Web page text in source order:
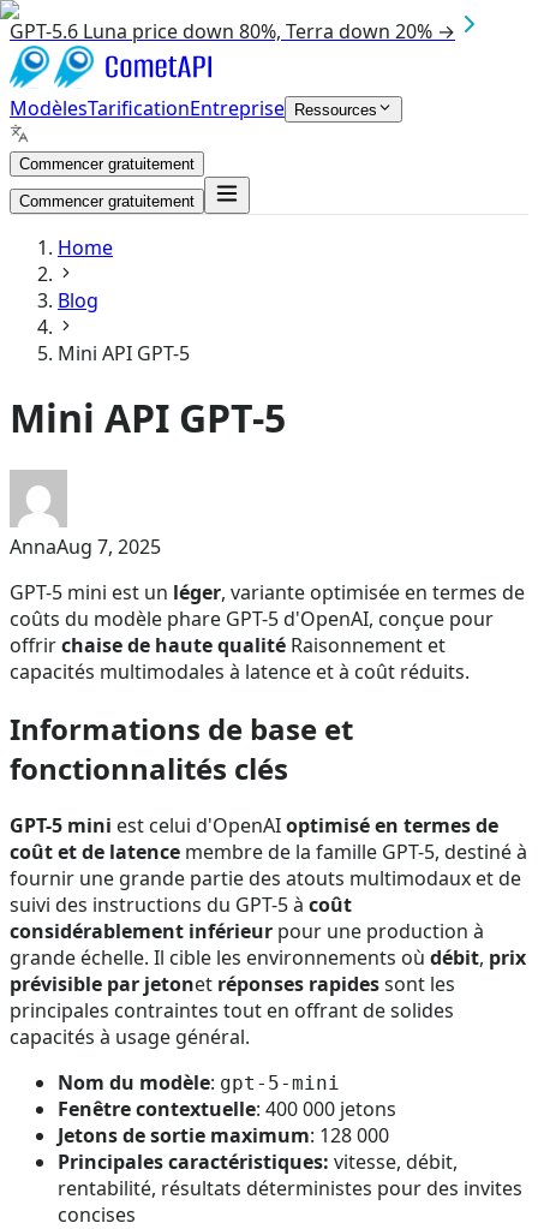
GPT-5.6 Luna price down 80%, Terra down 20% →
ModèlesTarificationEntreprise Ressources
Commencer gratuitement
Commencer gratuitement
Home
Blog
Mini API GPT-5
Mini API GPT-5
AnnaAug 7, 2025
GPT-5 mini est un léger, variante optimisée en termes de
coûts du modèle phare GPT-5 d'OpenAI, conçue pour
offrirchaise de haute qualité Raisonnement et
capacités multimodales à latence et à coût réduits.
Informations de base et
fonctionnalités clés
GPT-5 mini est celui d'OpenAIoptimisé en termes de
coût et de latence membre de la famille GPT-5, destiné à
fournir une grande partie des atouts multimodaux et de
suivi des instructions du GPT-5 à coût
considérablement inférieur pour une production à
grande échelle. Il cible les environnements où débit, prix
prévisible par jetonet réponses rapidessont les
principales contraintes tout en offrant de solides
capacités à usage général.
Nom du modèle: gpt-5-mini
Fenêtre contextuelle: 400 000 jetons
Jetons de sortie maximum: 128 000
Principales caractéristiques: vitesse, débit,
rentabilité, résultats déterministes pour des invites
concises